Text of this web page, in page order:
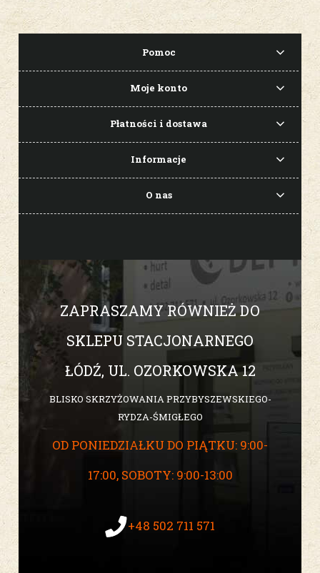
Pomoc
Moje konto
Płatności i dostawa
Informacje
O nas
ZAPRASZAMY RÓWNIEŻ DO
SKLEPU STACJONARNEGO
ŁÓDŹ, UL. OZORKOWSKA 12
BLISKO SKRZYŻOWANIA PRZYBYSZEWSKIEGO-
RYDZA-ŚMIGŁEGO
OD PONIEDZIAŁKU DO PIĄTKU: 9:00-
17:00, SOBOTY: 9:00-13:00
+48 502 711 571